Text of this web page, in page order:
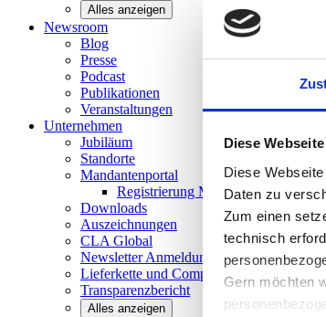
Diese
Diese
Daten zu
Zum einen
technisch
Gern möchten
Alles anzeigen
Newsroom
Blog
Presse
Podcast
Publikationen
Veranstaltungen
Unternehmen
Jubiläum
Standorte
Mandantenportal
Registrierung Mandantenportal
Downloads
Auszeichnungen
CLA Global
NewsletterAnmeldung
Lieferkette und Compliance
Transparenzbericht
Alles anzeigen